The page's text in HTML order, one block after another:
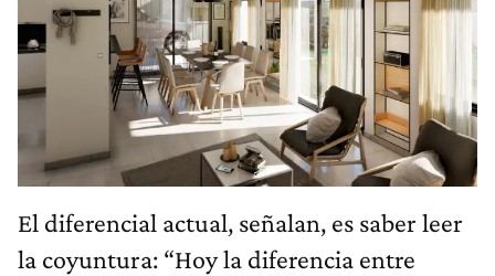
El diferencial actual, señalan, es saber leer
la coyuntura: “Hoy la diferencia entre